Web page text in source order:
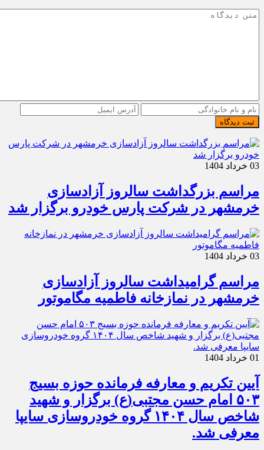
ثبت دیدگاه
03 خرداد 1404
مراسم بزرگداشت سالروز آزادسازی
خرمشهر در شرکت پارس خودرو برگزار شد
03 خرداد 1404
مراسم گرامیداشت سالروز آزادسازی
خرمشهر در نمازخانه فاطمیه مگاموتور
01 خرداد 1404
آیین تکریم و معارفه فرمانده حوزه بسیج
۵۰۳ امام حسن مجتبی(ع) برگزار و شهید
شاخص سال ۱۴۰۴ گروه خودروسازی سایپا
معرفی شد.